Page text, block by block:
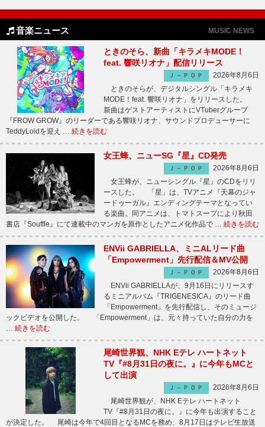
音楽ニュース MUSIC NEWS
ときのそら、新曲「キラメキMODE！
feat. 響咲リオナ」配信リリース
Ｊ－ＰＯＰ
2026年8月6日
ときのそらが、デジタルシングル「キラメキ
MODE！feat. 響咲リオナ」をリリースした。
新曲はゲストアーティストにVTuberグループ
『FROW GROW』のリーダーである響咲リオナ、サウンドプロデューサーに
TeddyLoidを迎え … 続きを読む
女王蜂、ニューSG『星』CD発売
Ｊ－ＰＯＰ
2026年8月6日
女王蜂が、ニューシングル『星』のCDをリリ
ースした。 「星」は、TVアニメ『天幕のジャ
ードゥーガル』エンディングテーマとなってい
る楽曲。同アニメは、トマトスープにより秋田
書店『Souffle』にて連載中のマンガを原作としたアニメ化作品で … 続きを読む
ENVii GABRIELLA、ミニALリード曲
「Empowerment」先行配信＆MV公開
Ｊ－ＰＯＰ
2026年8月6日
ENVii GABRIELLAが、9月16日にリリースす
るミニアルバム『TRIGENESICA』のリード曲
「Empowerment」を先行配信し、そのミュージ
ックビデオを公開した。 「Empowerment」は、元々持っていた自分の力を
… 続きを読む
尾崎世界観、NHK Eテレ ハートネット
TV『#8月31日の夜に。』に今年もMCと
して出演
Ｊ－ＰＯＰ
2026年8月6日
尾崎世界観が、NHK Eテレ ハートネット
TV『#8月31日の夜に。』に今年も出演すること
が決定した。 尾崎は今年で4回目となるMCを務め、8月17日はテレビ生放送